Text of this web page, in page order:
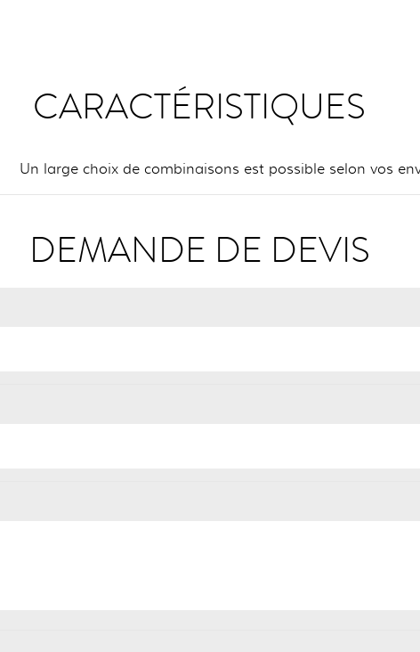
CARACTÉRISTIQUES
Un large choix de combinaisons est possible selon vos
DEMANDE DE DEVIS